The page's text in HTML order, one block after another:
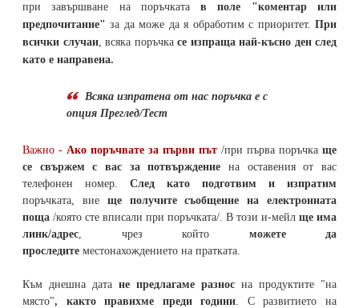
при завършване на поръчкатав поле "коментар или
предпочитание" за да може да я обработим с приоритет. При
всички случаи, всяка поръчка се изпраща най-късно ден след
като е направена.
Всяка изпратена от нас поръчка е с
опция Преглед/Тест
Важно - Ако поръчвате за първи път /при първа поръчка ще
се свържем с вас за потвърждение на оставения от вас
телефонен номер. След като подготвим и изпратим
поръчката, вие ще получите съобщение на електронната
поща /която сте вписали при поръчката/. В този и-мейл ще има
линк/адрес, чрез който можете да
проследите местонахождението на пратката.
Към днешна дата не предлагаме разнос на продуктите "на
място", както правихме преди години. С развитието на